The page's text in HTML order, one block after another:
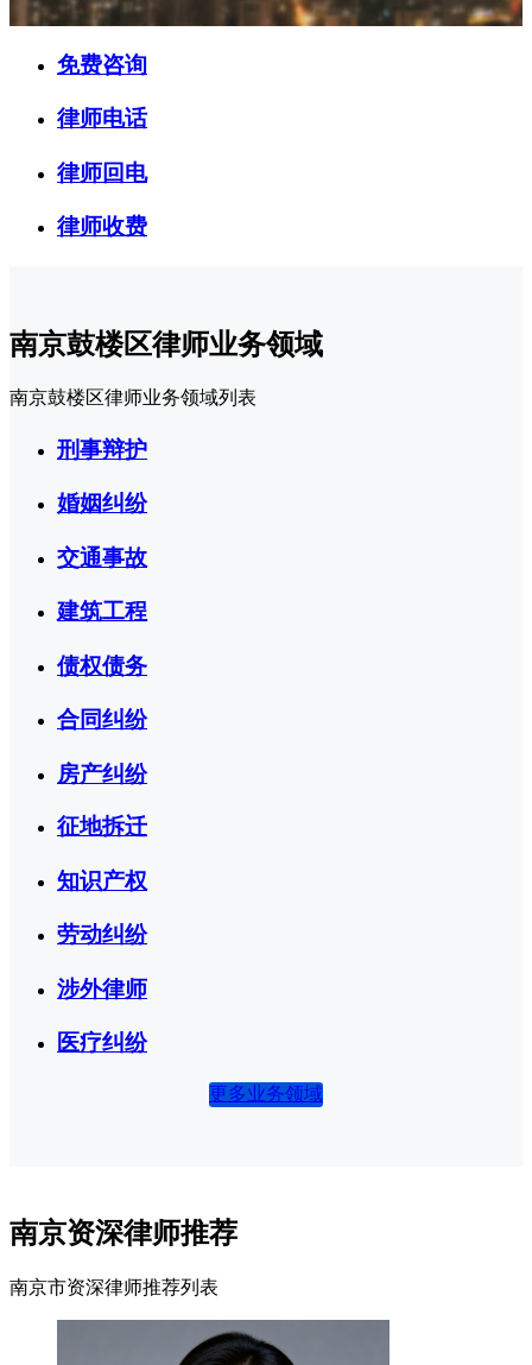
免费咨询
律师电话
律师回电
律师收费
南京鼓楼区律师业务领域
南京鼓楼区律师业务领域列表
刑事辩护
婚姻纠纷
交通事故
建筑工程
债权债务
合同纠纷
房产纠纷
征地拆迁
知识产权
劳动纠纷
涉外律师
医疗纠纷
更多业务领域
南京资深律师推荐
南京市资深律师推荐列表